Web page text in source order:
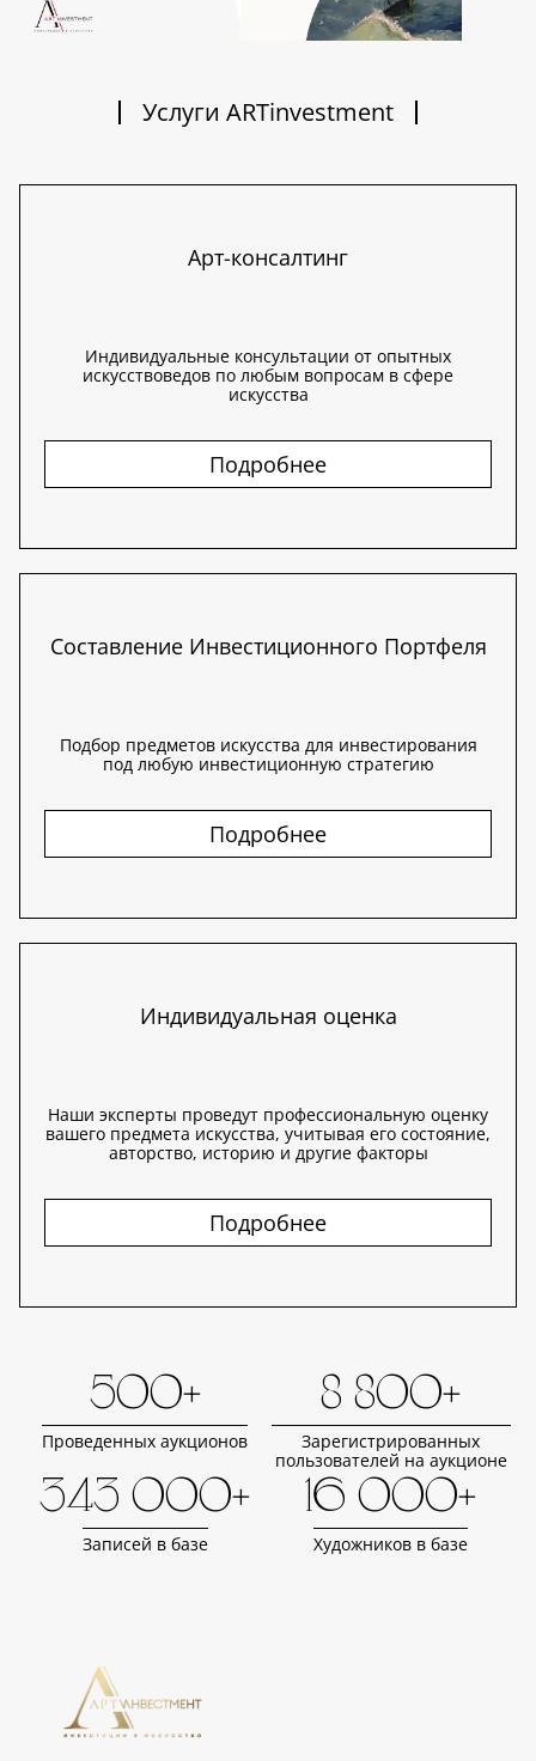
Услуги ARTinvestment
Арт-консалтинг
Индивидуальные консультации от опытных
искусствоведов по любым вопросам в сфере
искусства
Подробнее
Составление Инвестиционного Портфеля
Подбор предметов искусства для инвестирования
под любую инвестиционную стратегию
Подробнее
Индивидуальная оценка
Наши эксперты проведут профессиональную оценку
вашего предмета искусства, учитывая его состояние,
авторство, историю и другие факторы
Подробнее
500+
Проведенных аукционов
8 800+
Зарегистрированных
пользователей на аукционе
343 000+
Записей в базе
16 000+
Художников в базе